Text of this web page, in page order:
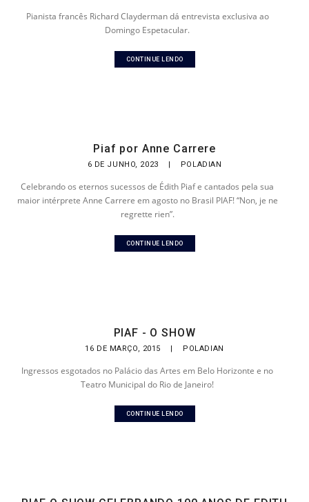
Pianista francês Richard Clayderman dá entrevista exclusiva ao
Domingo Espetacular.
CONTINUE LENDO
Piaf por Anne Carrere
6 DE JUNHO, 2023 | POLADIAN
Celebrando os eternos sucessos de Édith Piaf e cantados pela sua
maior intérprete Anne Carrere em agosto no Brasil PIAF! “Non, je ne
regrette rien”.
CONTINUE LENDO
PIAF - O SHOW
16 DE MARÇO, 2015 | POLADIAN
Ingressos esgotados no Palácio das Artes em Belo Horizonte e no
Teatro Municipal do Rio de Janeiro!
CONTINUE LENDO